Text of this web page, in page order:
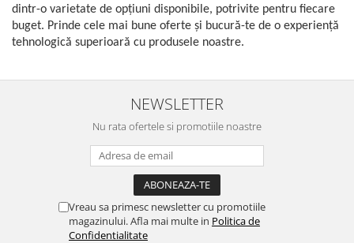
dintr-o varietate de opțiuni disponibile, potrivite pentru fiecare
buget. Prinde cele mai bune oferte și bucură-te de o experiență
tehnologică superioară cu produsele noastre.
NEWSLETTER
Nu rata ofertele si promotiile noastre
Vreau sa primesc newsletter cu promotiile
magazinului. Afla mai multe in Politica de
Confidentialitate